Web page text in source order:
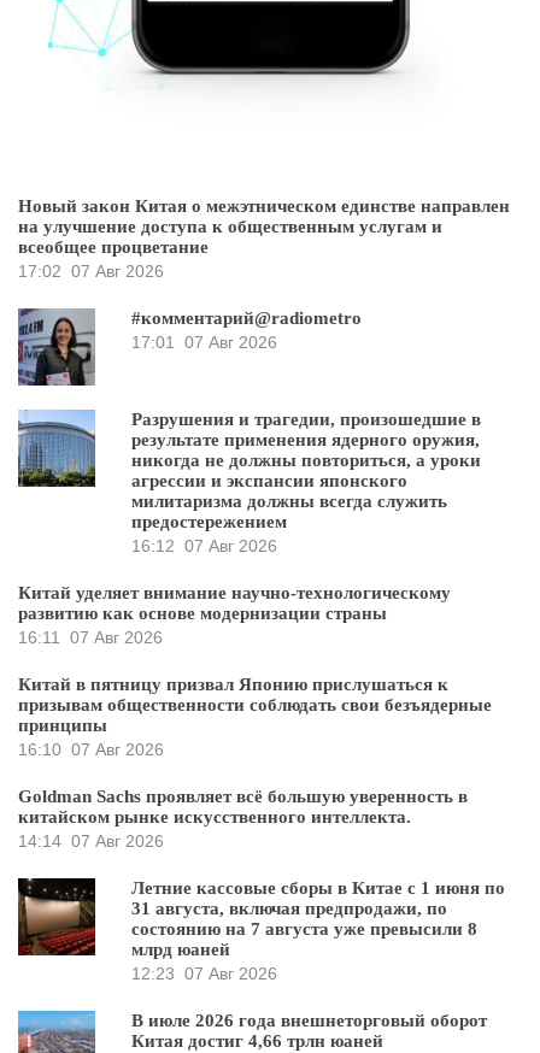
Новый закон Китая о межэтническом единстве направлен
на улучшение доступа к общественным услугам и
всеобщее процветание
17:02 07 Авг 2026
#комментарий@radiometro
17:01
07 Авг 2026
Разрушения и трагедии, произошедшие в
результате применения ядерного оружия,
никогда не должны повториться, а уроки
агрессии и экспансии японского
милитаризма должны всегда служить
предостережением
16:12 07 Авг 2026
Китай уделяет внимание научно-технологическому
развитию как основе модернизации страны
16:11
07 Авг 2026
Китай в пятницу призвал Японию прислушаться к
призывам общественности соблюдать свои безъядерные
принципы
16:10 07 Авг 2026
Goldman Sachs проявляет всё большую уверенность в
китайском рынке искусственного интеллекта.
14:14 07 Авг 2026
Летние кассовые сборы в Китае с 1 июня по
31 августа, включая предпродажи, по
состоянию на 7 августа уже превысили 8
млрд юаней
12:23 07 Авг 2026
В июле 2026 года внешнеторговый оборот
Китая достиг 4,66 трлн юаней